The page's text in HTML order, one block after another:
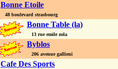
Bonne Etoile
48 boulevard strasbourg
Bonne Table (la)
13 rue emile zola
Byblos
206 avenue gallieni
Cafe Des Sports